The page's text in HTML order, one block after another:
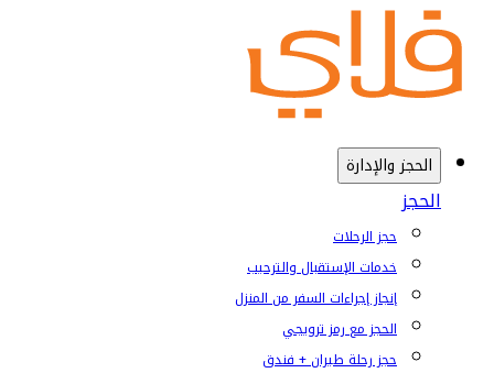
الحجز والإدارة
الحجز
حجز الرحلات
خدمات الإستقبال والترحيب
إنجاز إجراءات السفر من المنزل
الحجز مع رمز ترويجي
حجز رحلة طيران + فندق